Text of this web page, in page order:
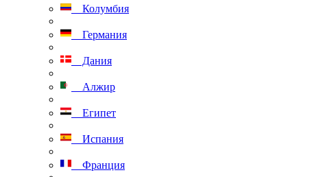
Колумбия
Германия
Дания
Алжир
Египет
Испания
Франция